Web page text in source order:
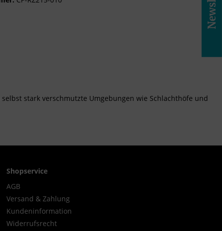
stark verschmutzte Umgebungen wie Schlachthöfe und
Shopservice
AGB
Versand & Zahlung
Kundeninformation
Widerrufsrecht